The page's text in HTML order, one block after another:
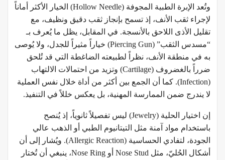
وتُعد الإبرة الطبية المجوفة (Hollow Needle) الخيار الأكثر أماناً
لإجراء ثقب الأنف، إذ تسمح بإنجاز ثقب دقيق ونظيف، مع
تقليل الأذى اللاحق بالأنسجة. في المقابل، يظل ما يُعرف بـ
“مسدس الثقب” (Piercing Gun) خياراً مثيراً للجدل، ولا يُوصى
به في منطقة الأنف، نظراً لطبيعته الضاغطة التي قد تُلحق
ضرراً بالغضروف (Cartilage) وتزيد من احتمالات الالتهاب
(Infection). كما أن الجمع بين أكثر من أداة خلال نفس العملية
لا يندرج ضمن الممارسة المهنية، بل يعكس خللاً في التنفيذ.
إن اختيار الحلية (Jewelry) ليس تفصيلاً ثانوياً، إذ يُنصح
باستخدام مواد آمنة مثل التيتانيوم الطبي أو الذهب عالي
الجودة، لتفادي الحساسية (Allergic Reaction). ويُشار إلى أن
أشكال الحُليّ، مثل Nose Stud أو Nose Ring، ينبغي أن تُختار